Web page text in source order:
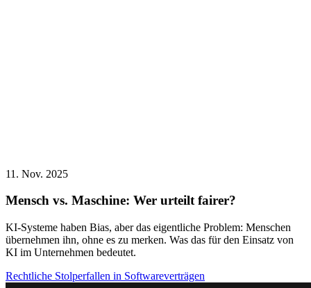
11. Nov. 2025
Mensch vs. Maschine: Wer urteilt fairer?
KI-Systeme haben Bias, aber das eigentliche Problem: Menschen
übernehmen ihn, ohne es zu merken. Was das für den Einsatz von
KI im Unternehmen bedeutet.
Rechtliche Stolperfallen in Softwareverträgen